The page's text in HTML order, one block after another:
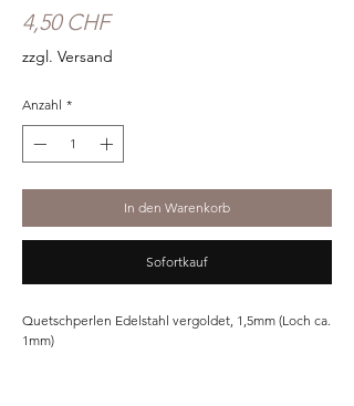
4,50 CHFPreis
zzgl. Versand
Anzahl *
In den Warenkorb
Sofortkauf
Quetschperlen Edelstahl vergoldet, 1,5mm (Loch ca.
1mm)